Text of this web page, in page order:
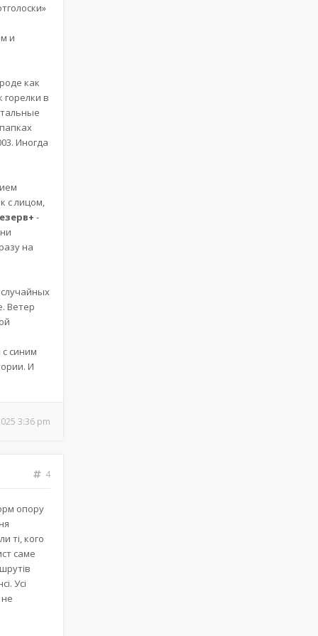
и
как
в
Иногда
с лицом,
-
на
Ветер
синим
И
3:36 pm
4
опору
ті, кого
саме
Усі